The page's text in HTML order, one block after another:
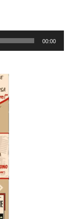
00:00